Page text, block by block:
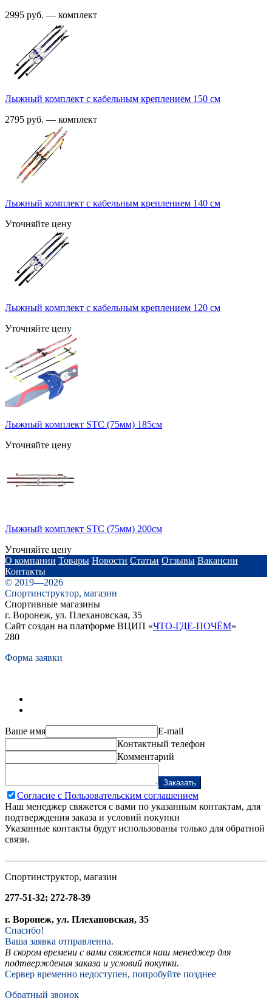
2995 руб. — комплект
Лыжный комплект с кабельным креплением 150 см
2795 руб. — комплект
Лыжный комплект с кабельным креплением 140 см
Уточняйте цену
Лыжный комплект с кабельным креплением 120 см
Уточняйте цену
Лыжный комплект STC (75мм) 185см
Уточняйте цену
Лыжный комплект STC (75мм) 200см
Уточняйте цену
О компании Товары Новости Статьи Отзывы Вакансии
Контакты
© 2019—2026
Спортинструктор, магазин
Спортивные магазины
г. Воронеж, ул. Плехановская, 35
Сайт создан на платформе ВЦИП «ЧТО-ГДЕ-ПОЧЁМ»
280
Форма заявки
Ваше имя
E-mail
Контактный телефон
Комментарий
Заказать
Согласие с Пользовательским соглашением
Наш менеджер свяжется с вами по указанным контактам, для
подтверждения заказа и условий покупки
Указанные контакты будут использованы только для обратной
связи.
Спортинструктор, магазин
277-51-32; 272-78-39
г. Воронеж, ул. Плехановская, 35
Спасибо!
Ваша заявка отправленна.
В скором времени с вами свяжется наш менеджер для
подтверждения заказа и условий покупки.
Сервер временно недоступен, попробуйте позднее
Обратный звонок